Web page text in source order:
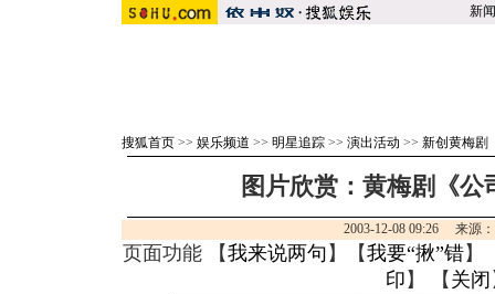
新闻
搜狐首页 >> 娱乐频道 >> 明星追踪 >> 演出活动 >> 新创黄梅剧
图片欣赏：黄梅剧《公
2003-12-08 09:26 来源
页面功能 【我来说两句 】【我要“揪”错】
印 】 【 关闭